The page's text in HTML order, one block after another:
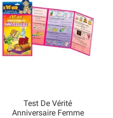
Test De Vérité
Anniversaire Femme